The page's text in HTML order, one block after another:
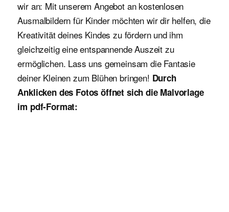
wir an: Mit unserem Angebot an kostenlosen
Ausmalbildern für Kinder möchten wir dir helfen, die
Kreativität deines Kindes zu fördern und ihm
gleichzeitig eine entspannende Auszeit zu
ermöglichen. Lass uns gemeinsam die Fantasie
deiner Kleinen zum Blühen bringen! Durch
Anklicken des Fotos öffnet sich die Malvorlage
im pdf-Format: